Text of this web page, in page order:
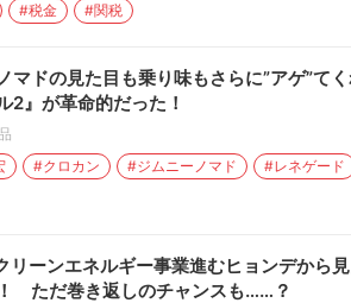
#税金 #関税
マドの見た目も乗り味もさらに”アゲ”て
』が革命的だった！
#クロカン #ジムニーノマド #レネゲード
ーンエネルギー事業進むヒョンデから
ただ巻き返しのチャンスも……？